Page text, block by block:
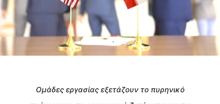
Ομάδες εργασίας εξετάζουν το πυρηνικό